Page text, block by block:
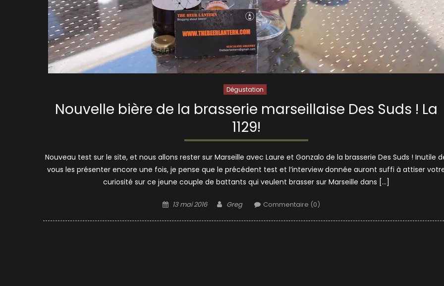
Dégustation
Nouvelle bière de la brasserie marseillaise Des Suds ! La
1129!
Nouveau test sur le site, et nous allons rester sur Marseille avec Laure et Gonzalo de la brasserie Des Suds ! Inutile
vous les présenter encore une fois, je pense que le précédent test et l’interview donnée auront suffi à attiser
curiosité sur ce jeune couple de battants qui veulent brasser sur Marseille dans […]
Posted
13 mai 2016 Author
Greg Commentaire (0)